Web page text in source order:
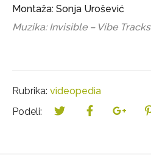
Montaža: Sonja Urošević
Muzika: Invisible – Vibe Tracks
Rubrika: videopedia
Podeli: